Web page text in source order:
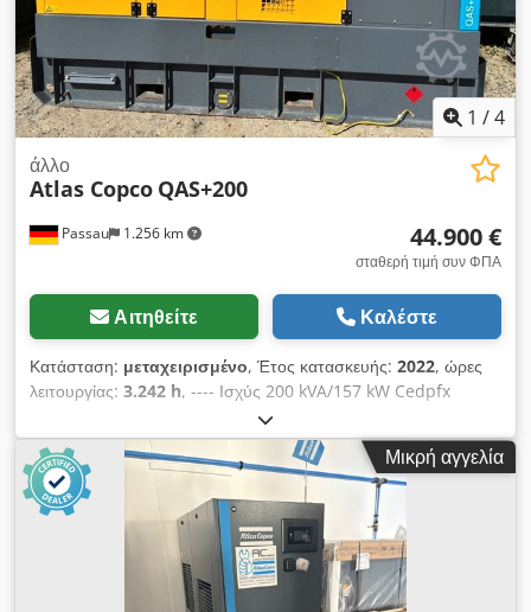
1 /4
Passau 1.256 km
άλλο
Atlas Copco QAS+200
44.900 €
σταθερή τιμή συν ΦΠΑ
Αιτηθείτε Καλέστε
Κατάσταση: μεταχειρισμένο, Έτος κατασκευής: 2022, ώρες
λειτουργίας: 3.242 h, ---- Ισχύς 200 kVA/157 kW Cedpfx
Afszrkuas Dsrf Δεξαμενή καυσίμου 585 λίτρων 3242 ώρες
λειτουργίας, έτος κατασκευής 12/2022 Πρίζες 125-63-32-16A +
DS Διακόπτης προστασίας από ρεύμα διαρροής τύπου Β
Μικρή αγγελία